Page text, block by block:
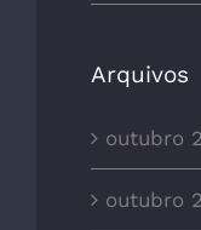
Arquivos
outubro
outubro